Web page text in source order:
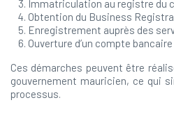
Immatriculation au registre du
Obtention du Business
Enregistrement auprès des
Ouverture d’un compte
Ces démarches peuvent être
gouvernement mauricien, ce qui
processus.